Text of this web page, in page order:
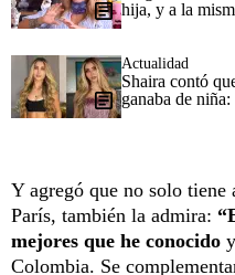
hija, y a la
Actualidad
Shaira contó
ganaba de
Y agregó que no solo
París, también la admira:
mejores que he conocido
Colombia. Se